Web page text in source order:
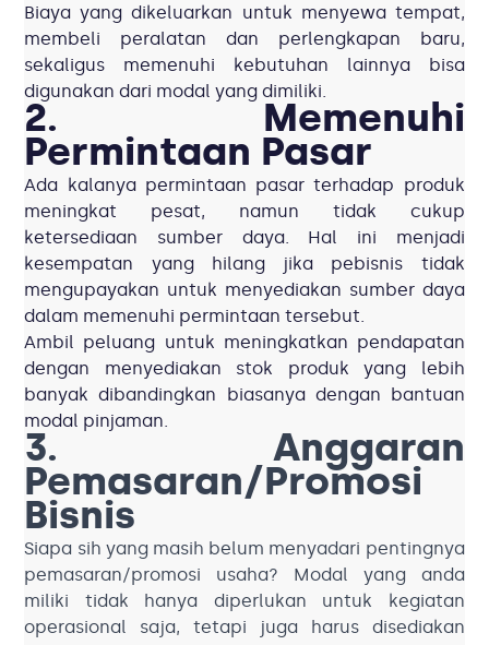
Biaya yang dikeluarkan untuk menyewa tempat,
membeli peralatan dan perlengkapan baru,
sekaligus memenuhi kebutuhan lainnya bisa
digunakan dari modal yang dimiliki.
2. Memenuhi
Permintaan Pasar
Ada kalanya permintaan pasar terhadap produk
meningkat pesat, namun tidak cukup
ketersediaan sumber daya. Hal ini menjadi
kesempatan yang hilang jika pebisnis tidak
mengupayakan untuk menyediakan sumber daya
dalam memenuhi permintaan tersebut.
Ambil peluang untuk meningkatkan pendapatan
dengan menyediakan stok produk yang lebih
banyak dibandingkan biasanya dengan bantuan
modal pinjaman.
3. Anggaran
Pemasaran/Promosi
Bisnis
Siapa sih yang masih belum menyadari pentingnya
pemasaran/promosi usaha? Modal yang anda
miliki tidak hanya diperlukan untuk kegiatan
operasional saja, tetapi juga harus disediakan